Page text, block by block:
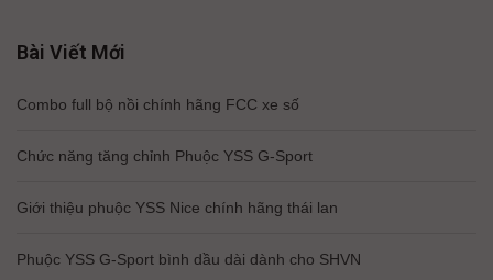
Bài Viết Mới
Combo full bộ nồi chính hãng FCC xe số
Chức năng tăng chỉnh Phuộc YSS G-Sport
Giới thiệu phuộc YSS Nice chính hãng thái lan
Phuộc YSS G-Sport bình dầu dài dành cho SHVN